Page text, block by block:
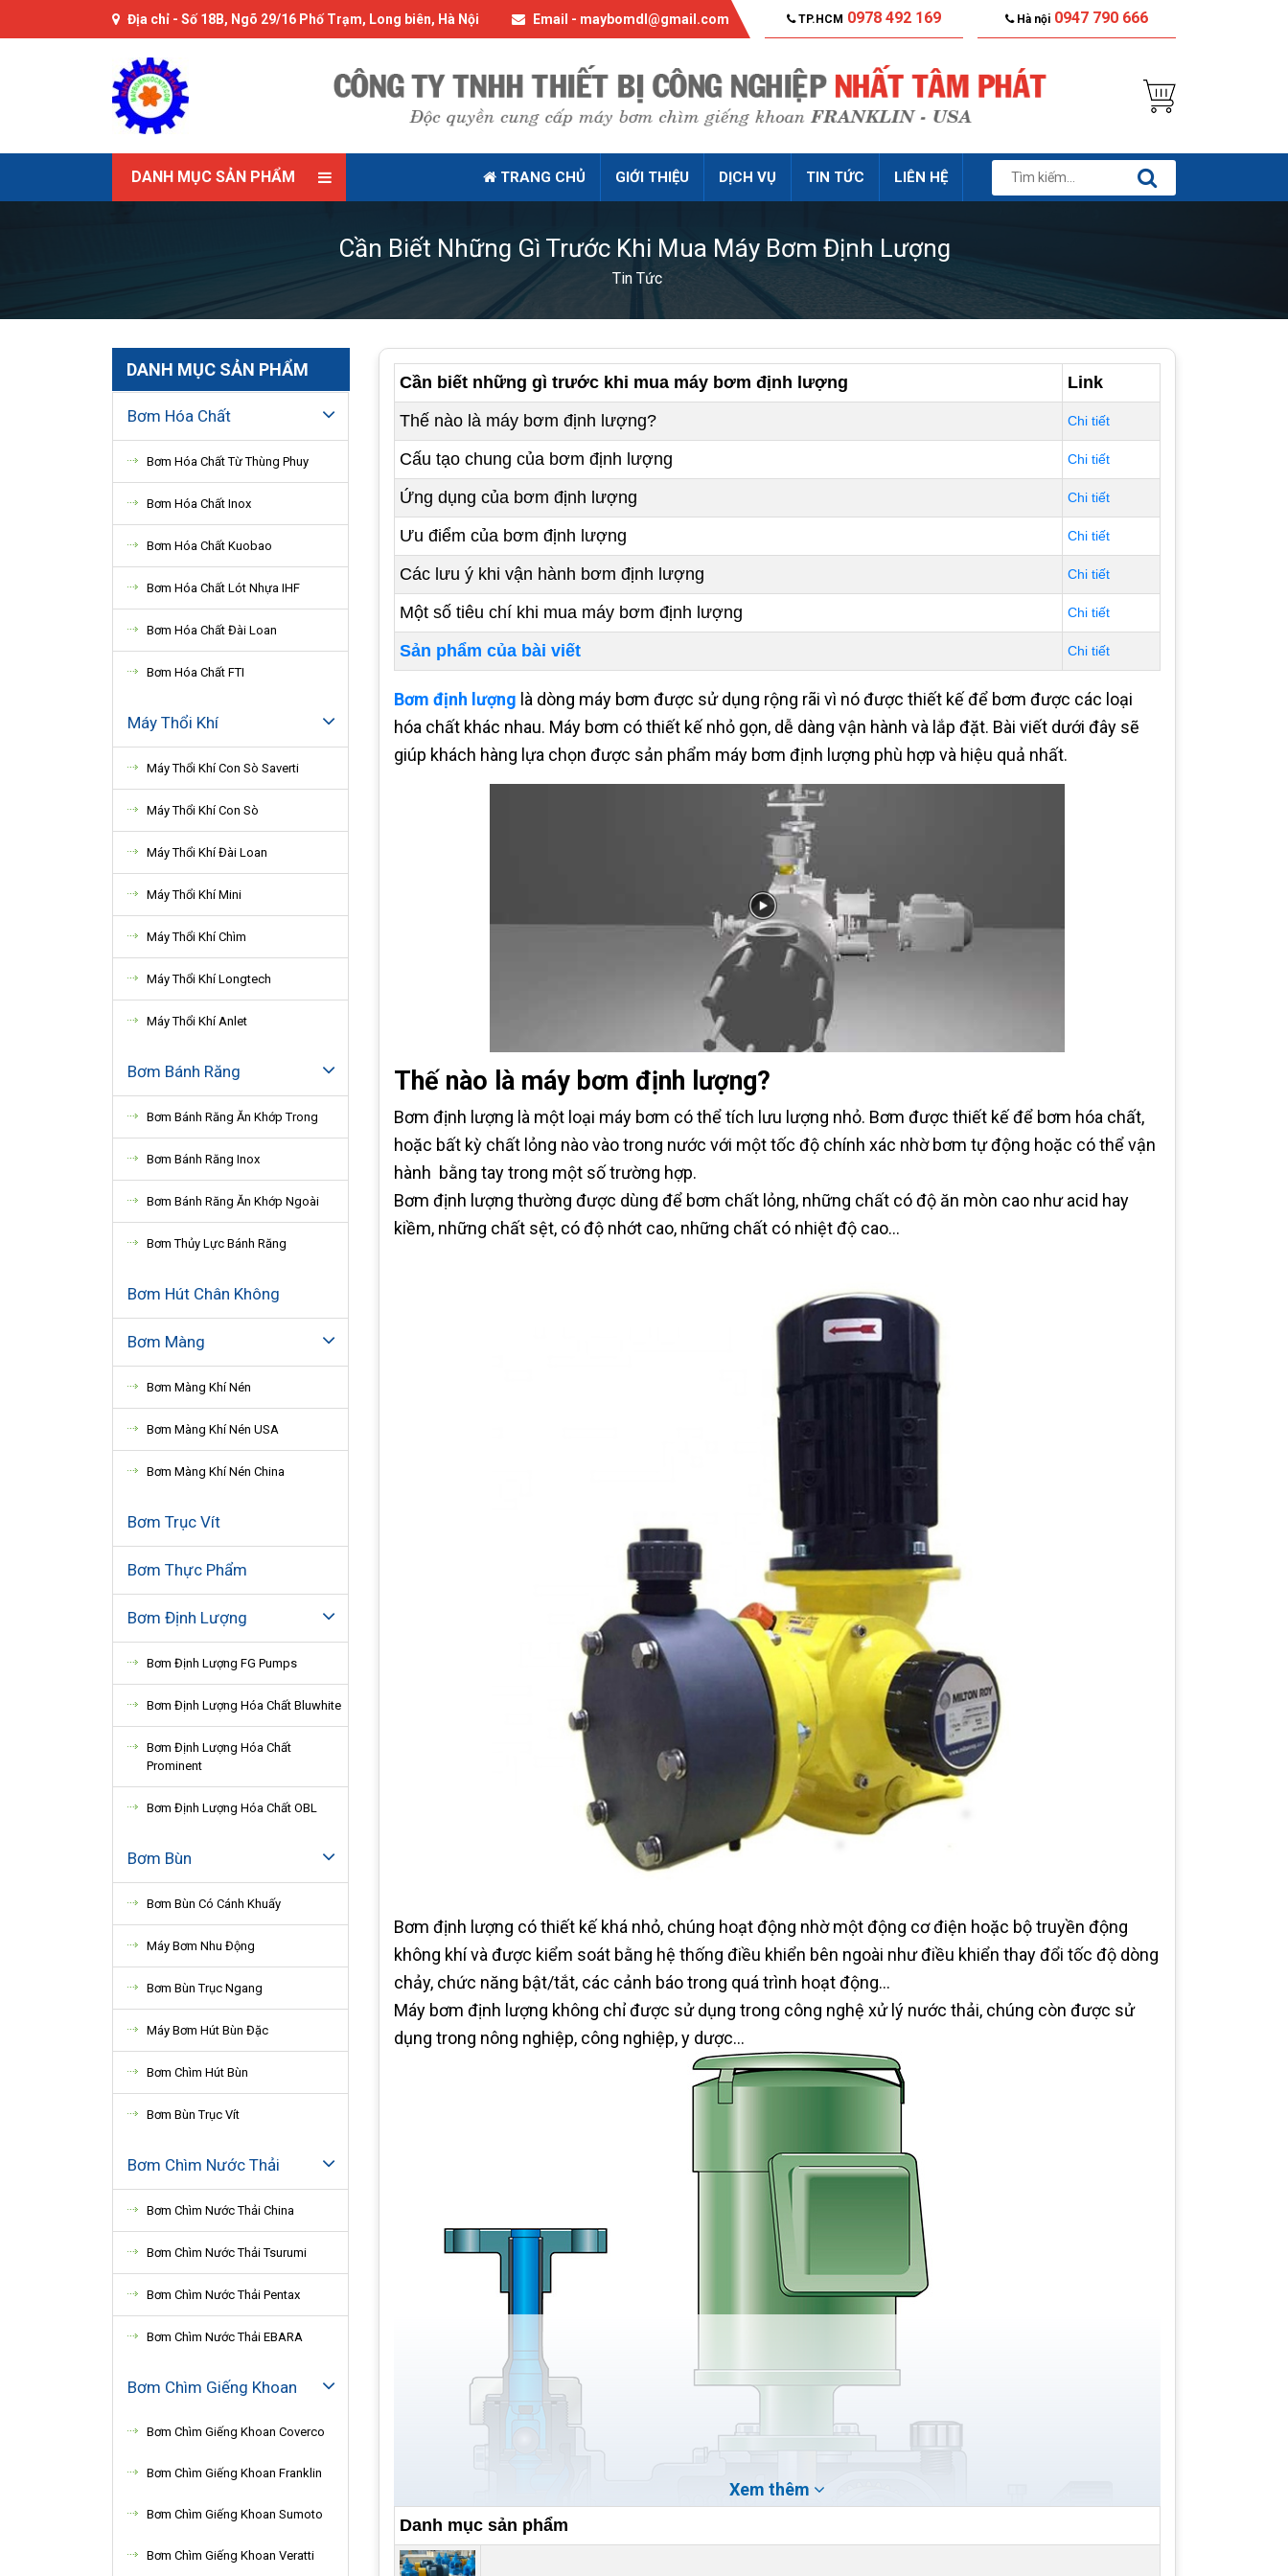
Địa chỉ - Số 18B, Ngõ 29/16 Phố Trạm, Long biên, Hà Nội Email - maybomdl@gmail.com TP.HCM 0978 492 169 Hà nội 0947 790 666
DANH MỤC SẢN PHẨM TRANG CHỦ GIỚI THIỆU DỊCH VỤ TIN TỨC LIÊN HỆ
Cần Biết Những Gì Trước Khi Mua Máy Bơm Định Lượng
Tin Tức
DANH MỤC SẢN PHẨM
Bơm Hóa Chất
Bơm Hóa Chất Từ Thùng Phuy
Bơm Hóa Chất Inox
Bơm Hóa Chất Kuobao
Bơm Hóa Chất Lót Nhựa IHF
Bơm Hóa Chất Đài Loan
Bơm Hóa Chất FTI
Máy Thổi Khí
Máy Thổi Khí Con Sò Saverti
Máy Thổi Khí Con Sò
Máy Thổi Khí Đài Loan
Máy Thổi Khí Mini
Máy Thổi Khí Chìm
Máy Thổi Khí Longtech
Máy Thổi Khí Anlet
Bơm Bánh Răng
Bơm Bánh Răng Ăn Khớp Trong
Bơm Bánh Răng Inox
Bơm Bánh Răng Ăn Khớp Ngoài
Bơm Thủy Lực Bánh Răng
Bơm Hút Chân Không
Bơm Màng
Bơm Màng Khí Nén
Bơm Màng Khí Nén USA
Bơm Màng Khí Nén China
Bơm Trục Vít
Bơm Thực Phẩm
Bơm Định Lượng
Bơm Định Lượng FG Pumps
Bơm Định Lượng Hóa Chất Bluwhite
Bơm Định Lượng Hóa Chất
Prominent
Bơm Định Lượng Hóa Chất OBL
Bơm Bùn
Bơm Bùn Có Cánh Khuấy
Máy Bơm Nhu Động
Bơm Bùn Trục Ngang
Máy Bơm Hút Bùn Đặc
Bơm Chìm Hút Bùn
Bơm Bùn Trục Vít
Bơm Chìm Nước Thải
Bơm Chìm Nước Thải China
Bơm Chìm Nước Thải Tsurumi
Bơm Chìm Nước Thải Pentax
Bơm Chìm Nước Thải EBARA
Bơm Chìm Giếng Khoan
Bơm Chìm Giếng Khoan Coverco
Bơm Chìm Giếng Khoan Franklin
Bơm Chìm Giếng Khoan Sumoto
Bơm Chìm Giếng Khoan Veratti
Cần biết những gì trước khi mua máy bơm định lượng
Link
Thế nào là máy bơm định lượng?
Chi tiết
Cấu tạo chung của bơm định lượng Chi tiết
Ứng dụng của bơm định lượng Chi tiết
Ưu điểm của bơm định lượng Chi tiết
Các lưu ý khi vận hành bơm định lượng Chi tiết
Một số tiêu chí khi mua máy bơm định lượng Chi tiết
Sản phẩm của bài viết Chi tiết
Bơm định lượng là dòng máy bơm được sử dụng rộng rãi vì nó được thiết kế để bơm được các loại
hóa chất khác nhau. Máy bơm có thiết kế nhỏ gọn, dễ dàng vận hành và lắp đặt. Bài viết dưới đây sẽ
giúp khách hàng lựa chọn được sản phẩm máy bơm định lượng phù hợp và hiệu quả nhất.
Thế nào là máy bơm định lượng?
Bơm định lượng là một loại máy bơm có thể tích lưu lượng nhỏ. Bơm được thiết kế để bơm hóa chất,
hoặc bất kỳ chất lỏng nào vào trong nước với một tốc độ chính xác nhờ bơm tự động hoặc có thể vận
hành bằng tay trong một số trường hợp.
Bơm định lượng thường được dùng để bơm chất lỏng, những chất có độ ăn mòn cao như acid hay
kiềm, những chất sệt, có độ nhớt cao, những chất có nhiệt độ cao…
Bơm định lượng có thiết kế khá nhỏ, chúng hoạt động nhờ một động cơ điện hoặc bộ truyền động
không khí và được kiểm soát bằng hệ thống điều khiển bên ngoài như điều khiển thay đổi tốc độ dòng
chảy, chức năng bật/tắt, các cảnh báo trong quá trình hoạt động…
Máy bơm định lượng không chỉ được sử dụng trong công nghệ xử lý nước thải, chúng còn được sử
dụng trong nông nghiệp, công nghiệp, y dược…
Xem thêm
Danh mục sản phẩm